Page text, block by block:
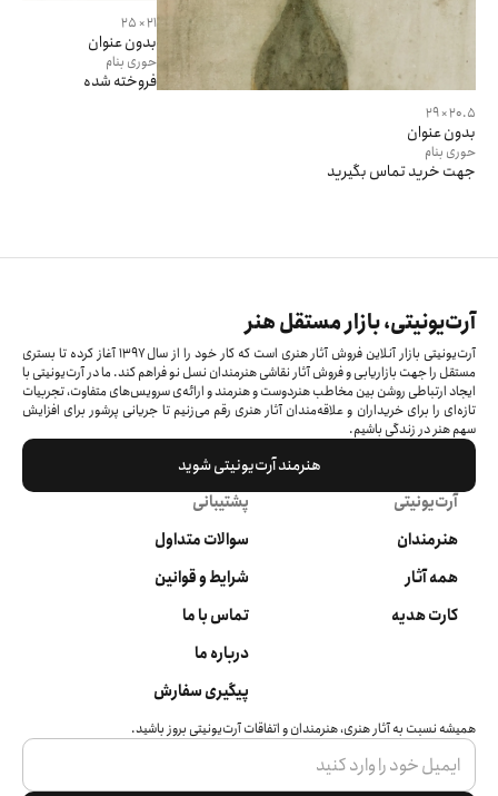
20.5 × 29
بدون عنوان
حوری بنام
جهت خرید تماس بگیرید
21 × 25
بدون عنوان
حوری بنام
فروخته شده
آرت‌یونیتی، بازار مستقل هنر
آرت‌یونیتی بازار آنلاین فروش آثار هنری است که کار خود را از سال ۱۳۹۷ آغاز کرده‌ تا بستری
مستقل را جهت بازاریابی و فروش آثار نقاشی هنرمندان نسل نو فراهم کند. ما در آرت‌یونیتی با
ایجاد ارتباطی روشن بین مخاطب هنردوست و هنرمند و ارائه‌ی سرویس‌های متفاوت، تجربیات
تازه‌ای را برای خریداران و علاقه‌مندان آثار هنری رقم می‌زنیم تا جریانی پرشور برای افزایش
سهم هنر در زندگی باشیم.
هنرمند آرت‌یونیتی شوید
آرت‌یونیتی
هنرمندان
همه آثار
کارت هدیه
پشتیبانی
سوالات متداول
شرایط و قوانین
تماس با ما
درباره ما
پیگیری سفارش
همیشه نسبت به آثار هنری، هنرمندان و اتفاقات آرت‌یونیتی بروز باشید.